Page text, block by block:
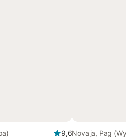
9,6Novalja, Pag